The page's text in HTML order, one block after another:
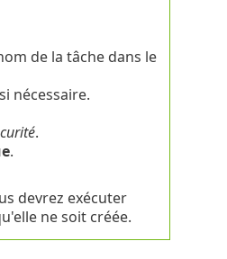
de la tâche dans le
nécessaire.
.
.
devrez exécuter
ne soit créée.